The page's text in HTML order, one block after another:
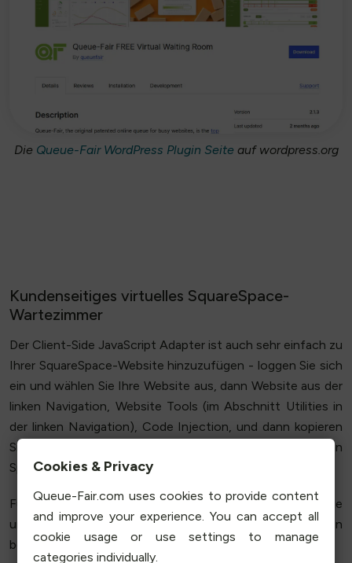
Die Queue-Fair WordPress Plugin Seite auf wordpress.org
Kundenseitiges virtuelles SquareSpace-
Wartezimmer
Der Client-Side JavaScript Adapter ist auch sehr einfach zu
Ihrer SquareSpace-Website hinzuzufügen - loggen Sie sich
ein und wählen Sie Ihre Website aus, dann Website aus der
linken Navigation, Website Tools (im Abschnitt Utilities in
der linken Navigation), Code Injection, und dann kopieren
Sie ihn und fügen ihn in das Feld Header ein, dann
Speichern oben links.
Für maximale Sicherheit auf SquareSpace verwenden Sie
unserenSquareSpace Network-Edge Adapter, der unten
beschrieben wird.
Cookies & Privacy
Queue-Fair.com uses cookies to provide content
and improve your experience. You can accept all
cookie usage or use settings to manage
categories individually.